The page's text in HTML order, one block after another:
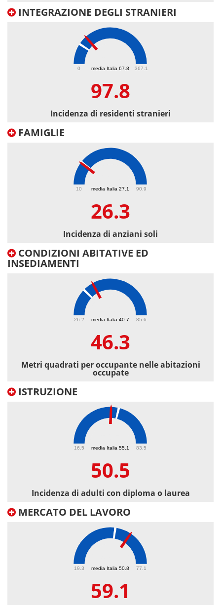
INTEGRAZIONE DEGLI STRANIERI
media Italia 67.8
0 367.1
97.8
Incidenza di residenti stranieri
FAMIGLIE
media Italia 27.1
10 90.9
26.3
Incidenza di anziani soli
CONDIZIONI ABITATIVE ED
INSEDIAMENTI
media Italia 40.7
26.2 85.6
46.3
Metri quadrati per occupante nelle abitazioni
occupate
ISTRUZIONE
media Italia 55.1
16.5 83.5
50.5
Incidenza di adulti con diploma o laurea
MERCATO DEL LAVORO
media Italia 50.8
19.3 77.1
59.1